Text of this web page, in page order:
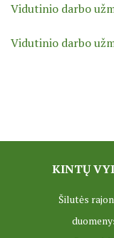
ES
ES
ES
ES
Vidutinio darbo
Vidutinio darbo
KINTŲ
Šilutės